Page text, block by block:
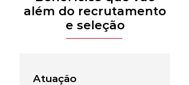
além do recrutamento
e seleção
Atuação